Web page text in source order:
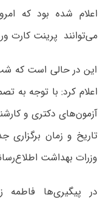
می‌توانند پرینت کارت
این در حالی است که
اعلام کرد: با توجه به
آزمون‌های دکتری و
تاریخ و زمان برگزاری
وزرات بهداشت
در پیگیری‌ها فاطمه